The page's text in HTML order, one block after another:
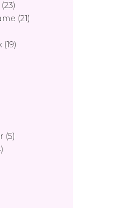
(23)
(21)
(19)
(5)